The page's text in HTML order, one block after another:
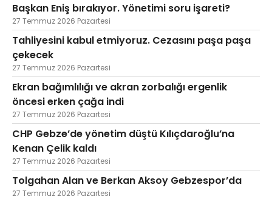
Başkan Eniş bırakıyor. Yönetimi soru işareti?
27 Temmuz 2026 Pazartesi
Tahliyesini kabul etmiyoruz. Cezasını paşa paşa
çekecek
27 Temmuz 2026 Pazartesi
Ekran bağımlılığı ve akran zorbalığı ergenlik
öncesi erken çağa indi
27 Temmuz 2026 Pazartesi
CHP Gebze’de yönetim düştü Kılıçdaroğlu’na
Kenan Çelik kaldı
27 Temmuz 2026 Pazartesi
Tolgahan Alan ve Berkan Aksoy Gebzespor’da
27 Temmuz 2026 Pazartesi